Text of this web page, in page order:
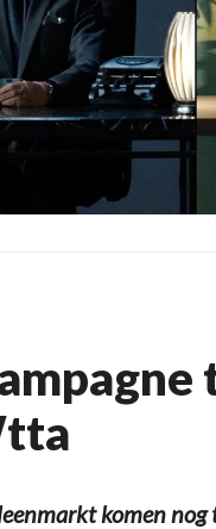
komen